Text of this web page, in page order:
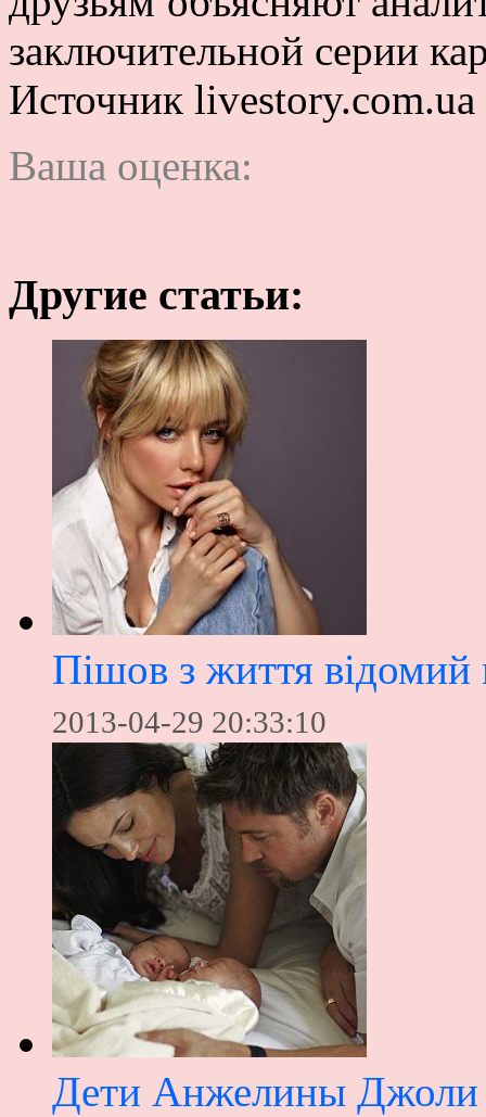
заключительной серии
Источник livestory.com.ua
Ваша оценка:
Другие статьи:
Пішов з життя
2013-04-29 20:33:10
Дети Анжелины Джоли